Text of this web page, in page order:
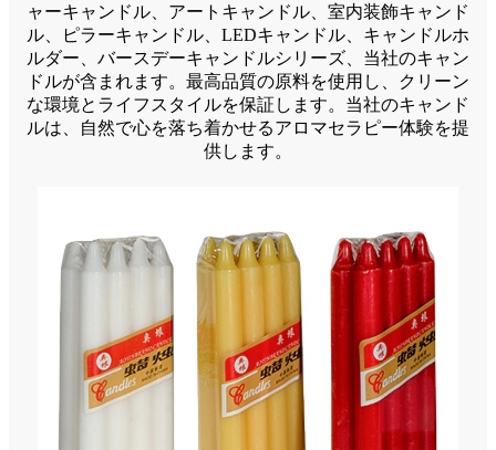
ャーキャンドル、アートキャンドル、室内装飾キャンド
ル、ピラーキャンドル、LEDキャンドル、キャンドルホ
ルダー、バースデーキャンドルシリーズ、当社のキャン
ドルが含まれます。最高品質の原料を使用し、クリーン
な環境とライフスタイルを保証します。当社のキャンド
ルは、自然で心を落ち着かせるアロマセラピー体験を提
供します。